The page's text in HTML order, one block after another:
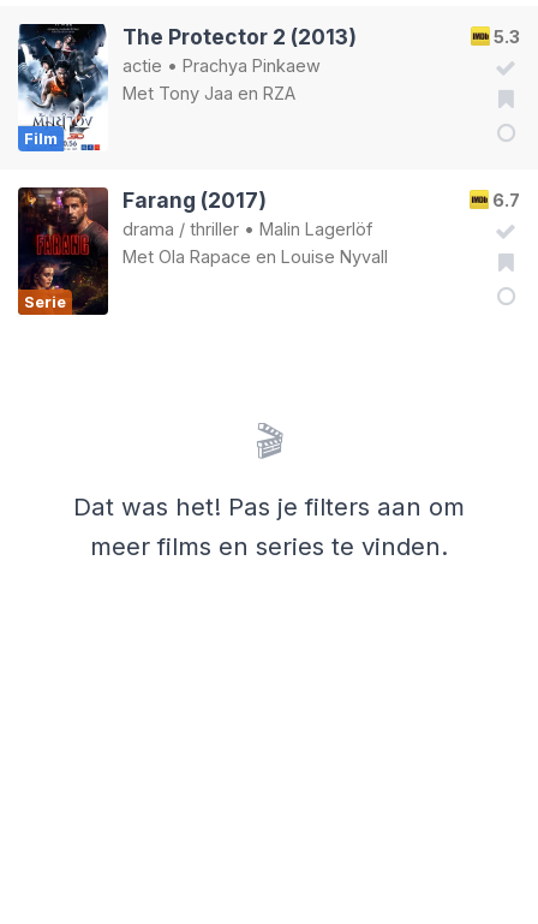
Film
5.3
The Protector 2 (2013)
actie • Prachya Pinkaew
Met Tony Jaa en RZA
Serie
6.7
Farang (2017)
drama / thriller • Malin Lagerlöf
Met Ola Rapace en Louise Nyvall
🎬
Dat was het! Pas je filters aan om
meer films en series te vinden.